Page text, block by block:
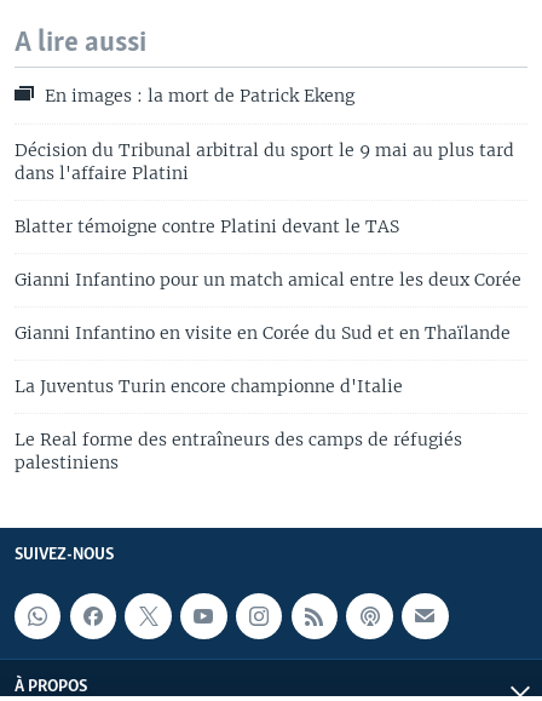
A lire aussi
En images : la mort de Patrick Ekeng
Décision du Tribunal arbitral du sport le 9 mai au plus tard
dans l'affaire Platini
Blatter témoigne contre Platini devant le TAS
Gianni Infantino pour un match amical entre les deux Corée
Gianni Infantino en visite en Corée du Sud et en Thaïlande
La Juventus Turin encore championne d'Italie
Le Real forme des entraîneurs des camps de réfugiés
palestiniens
SUIVEZ-NOUS
À PROPOS